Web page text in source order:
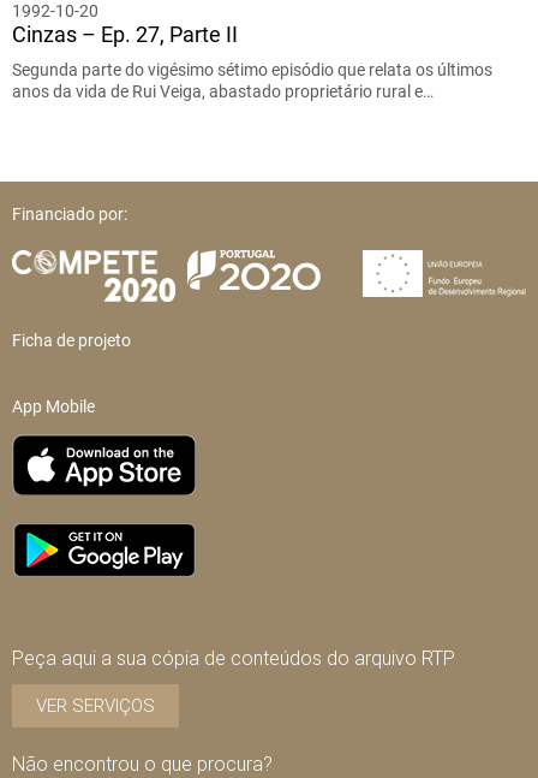
1992-10-20
Cinzas – Ep. 27, Parte II
Segunda parte do vigésimo sétimo episódio que relata os últimos
anos da vida de Rui Veiga, abastado proprietário rural e…
Financiado por:
Ficha de projeto
App Mobile
Peça aqui a sua cópia de conteúdos do arquivo RTP
VER SERVIÇOS
Não encontrou o que procura?